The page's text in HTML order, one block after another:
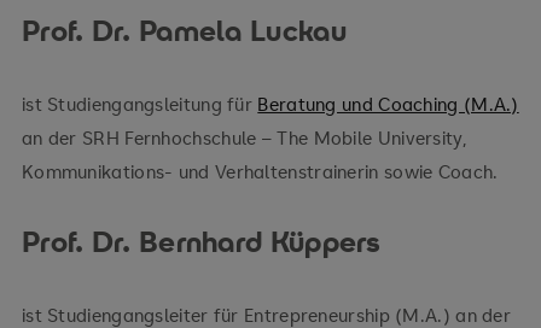
Prof. Dr. Pamela Luckau
ist Studiengangsleitung für Beratung und Coaching (M.A.)
an der SRH Fernhochschule – The Mobile University,
Kommunikations- und Verhaltenstrainerin sowie Coach.
Prof. Dr. Bernhard Küppers
ist Studiengangsleiter für Entrepreneurship (M.A.) an der